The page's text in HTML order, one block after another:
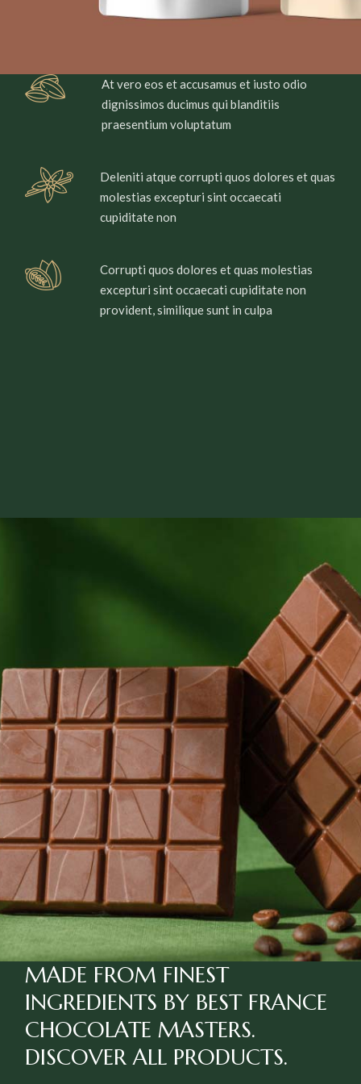
At vero eos et accusamus et iusto odio
dignissimos ducimus qui blanditiis
praesentium voluptatum
Deleniti atque corrupti quos dolores et quas
molestias excepturi sint occaecati
cupiditate non
Corrupti quos dolores et quas molestias
excepturi sint occaecati cupiditate non
provident, similique sunt in culpa
MADE FROM FINEST
INGREDIENTS BY BEST FRANCE
CHOCOLATE MASTERS.
DISCOVER ALL PRODUCTS.